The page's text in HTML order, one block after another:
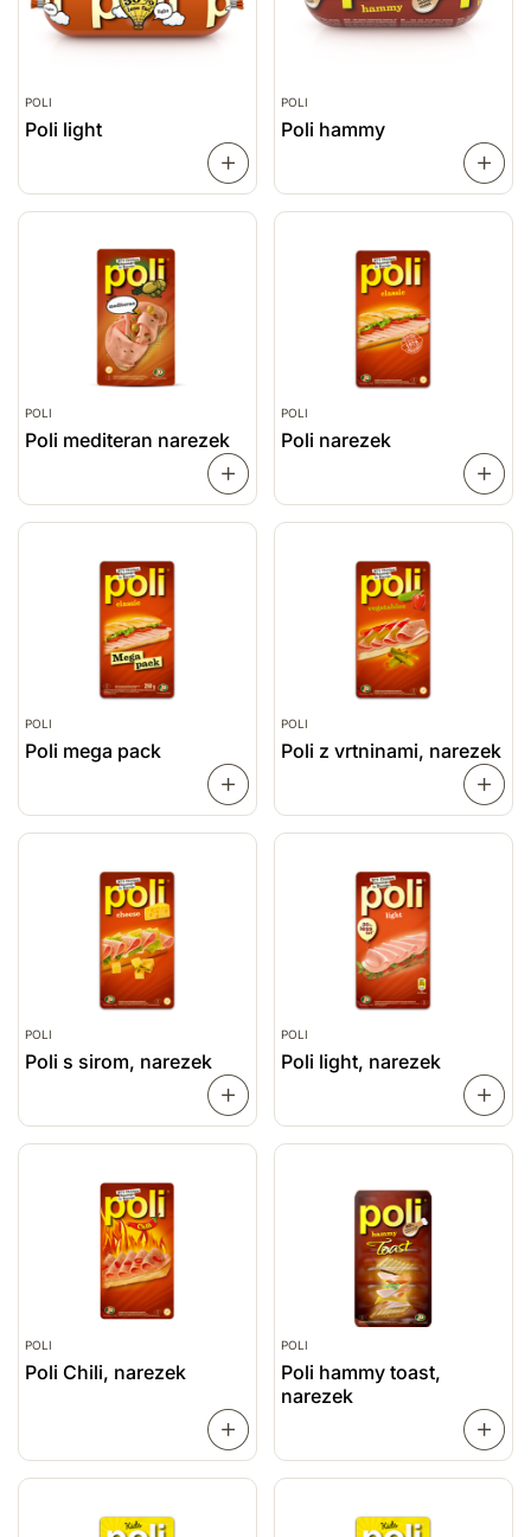
POLI
Poli light
POLI
Poli hammy
POLI
Poli mediteran narezek
POLI
Poli narezek
POLI
Poli mega pack
POLI
Poli z vrtninami, narezek
POLI
Poli s sirom, narezek
VEČ
POLI
Poli light, narezek
VEČ
POLI
Poli Chili, narezek
VEČ
POLI
Poli hammy toast,
narezek
VEČ